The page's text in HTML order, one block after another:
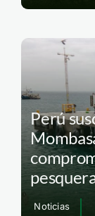
Perú
Noticias